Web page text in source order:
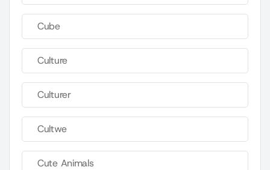
Cube
Culture
Culturer
Cultwe
Cute Animals